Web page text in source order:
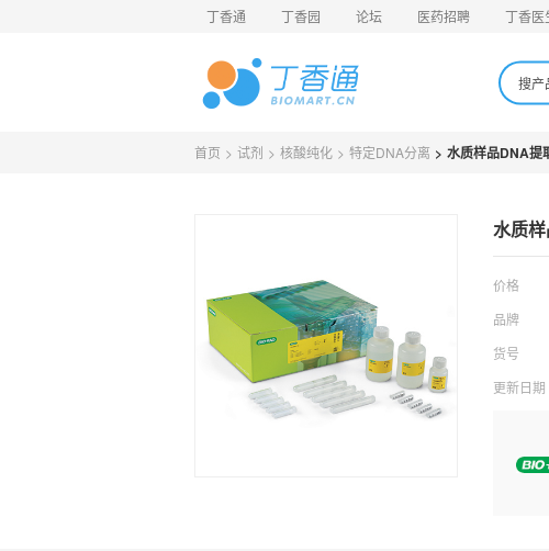
丁香通 丁香园 论坛 医药招聘 丁香医
搜产
首页 > 试剂 > 核酸纯化 > 特定DNA分离 > 水质样品DNA提
水质
价格
品牌
货号
更新日期